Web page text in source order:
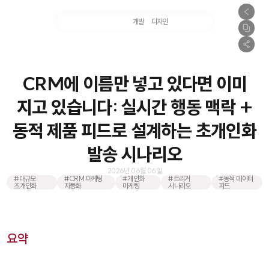
개발 디자인
CRM에 이름만 넣고 있다면 이미
지고 있습니다: 실시간 행동 맥락 +
동적 제품 피드로 설계하는 초개인화
발송 시나리오
2026년 06월 06일
#대규모
초개인화
#CRM 마케팅
자동화
#개인화
마케팅
#트리거
시나리오
#동적 데이터
피드
요약